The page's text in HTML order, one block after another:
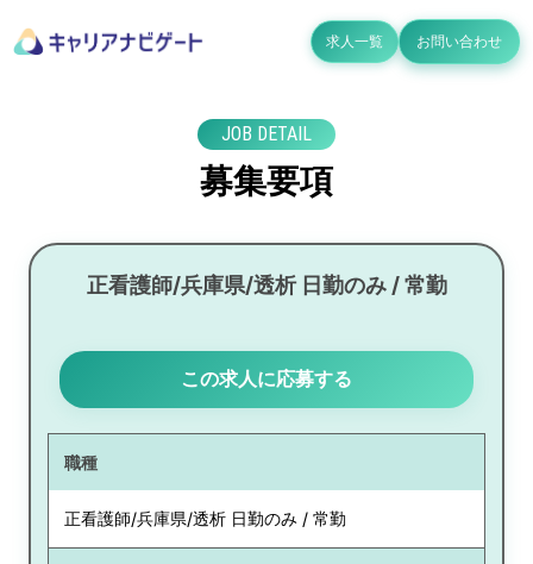
求人一覧 お問い合わせ
JOB DETAIL
募集要項
正看護師/兵庫県/透析 日勤のみ / 常勤
この求人に応募する
職種
正看護師/兵庫県/透析 日勤のみ / 常勤